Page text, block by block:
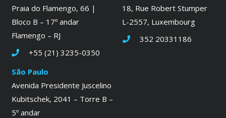
Praia do Flamengo, 66 |
Bloco B – 17º andar
Flamengo – RJ
+55 (21) 3235-0350
18, Rue Robert Stumper
L-2557, Luxembourg
352 20331186
São Paulo
Avenida Presidente Juscelino
Kubitschek, 2041 – Torre B –
5º andar